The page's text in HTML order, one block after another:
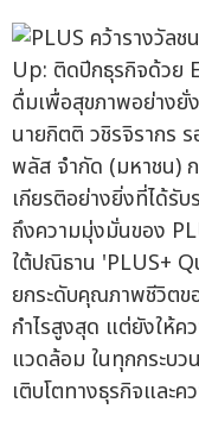
นายกิตติ วชิรจิรากร
พลัส จำกัด (มหาชน) ก
เกียรติอย่างยิ่งที่ได้รับ
ถึงความมุ่งมั่นของ
ใต้ปณิธาน 'PLUS+
ยกระดับคุณภาพชีวิตข
กำไรสูงสุด แต่ยังให้
แวดล้อม ในทุกกระบว
เติบโตทางธุรกิจและ